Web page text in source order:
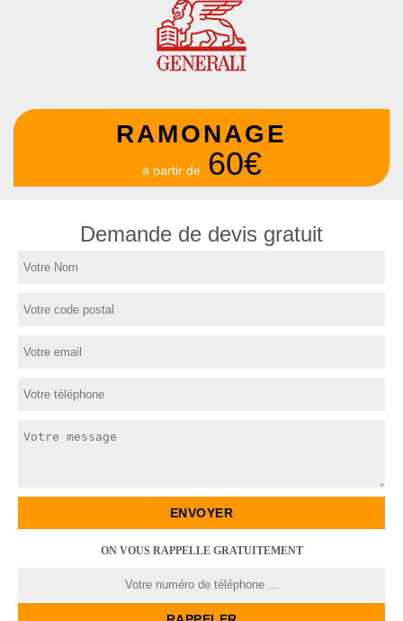
RAMONAGE
à partir de 60€
Demande de devis gratuit
ON VOUS RAPPELLE GRATUITEMENT